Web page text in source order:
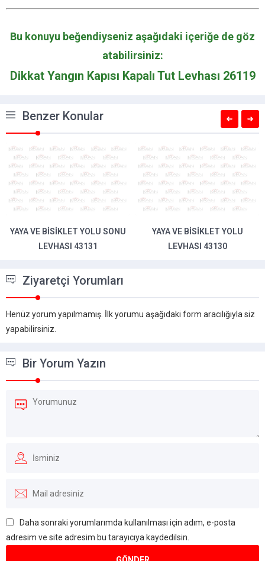
Bu konuyu beğendiyseniz aşağıdaki içeriğe de göz
atabilirsiniz:
Dikkat Yangın Kapısı Kapalı Tut Levhası 26119
Benzer Konular
VE BISIKLET YOLU SONU
LEVHASI 43131
YAYA VE BISIKLET YOLU
LEVHASI 43130
Ziyaretçi Yorumları
Henüz yorum yapılmamış. İlk yorumu aşağıdaki form aracılığıyla siz
yapabilirsiniz.
Bir Yorum Yazın
Daha sonraki yorumlarımda kullanılması için adım, e-posta
adresim ve site adresim bu tarayıcıya kaydedilsin.